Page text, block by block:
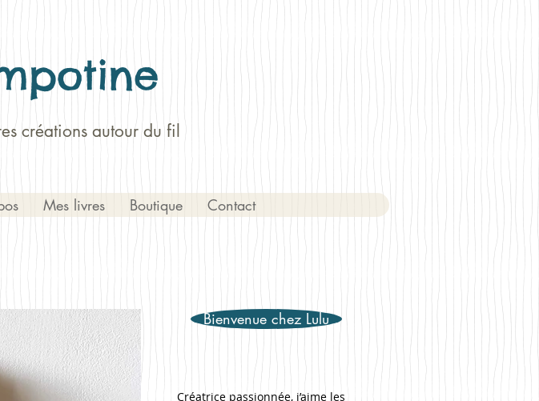
créations autour du fil
Mes livres Boutique Contact
Bienvenue chez Lulu
Créatrice passionnée, j’aime les